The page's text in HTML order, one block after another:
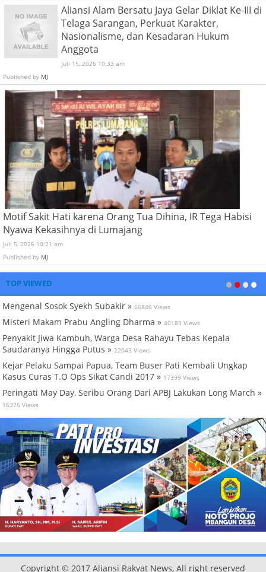
Aliansi Alam Bersatu Jaya Gelar Diklat Ke-III di
Telaga Sarangan, Perkuat Karakter,
Nasionalisme, dan Kesadaran Hukum
Anggota
Juli 15, 2026 10:33 am
Published by MJ
Motif Sakit Hati karena Orang Tua Dihina, IR Tega Habisi
Nyawa Kekasihnya di Lumajang
Juli 5, 2026 10:21 am
Published by MJ
TOP VIEWED
Mengenal Sosok Syekh Subakir » 66846 Views
Misteri Makam Prabu Angling Dharma » 40189 Views
Penyakit Jiwa Kambuh, Warga Desa Rahayu Tebas Kepala
Saudaranya Hingga Putus » 22043 Views
Kejar Pelaku Sampai Papua, Team Buser Pati Kembali Ungkap
Kasus Curas T.O Ops Sikat Candi 2017 » 17399 Views
Peringati May Day, Seribu Orang Dari APBJ Lakukan Long March »
16376 Views
Copyright © 2017 Aliansi Rakyat News, All right reserved